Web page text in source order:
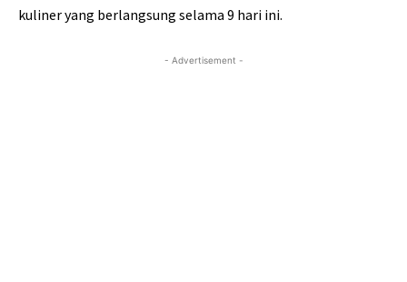
kuliner yang berlangsung selama 9 hari ini.
- Advertisement -